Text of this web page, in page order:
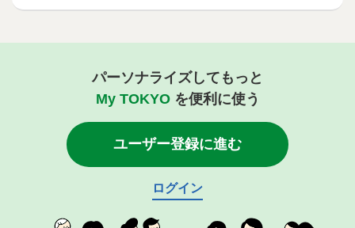
パーソナライズしてもっと
My TOKYOを便利に使う
ユーザー登録に進む
ログイン